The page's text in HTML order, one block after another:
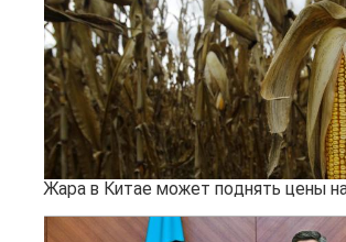
Жара в Китае может поднять цены